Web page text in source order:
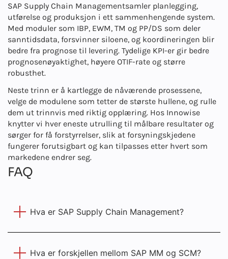
SAP Supply Chain Managementsamler planlegging,
utførelse og produksjon i ett sammenhengende system.
Med moduler som IBP, EWM, TM og PP/DS som deler
sanntidsdata, forsvinner siloene, og koordineringen blir
bedre fra prognose til levering. Tydelige KPI-er gir bedre
prognosenøyaktighet, høyere OTIF-rate og større
robusthet.
Neste trinn er å kartlegge de nåværende prosessene,
velge de modulene som tetter de største hullene, og rulle
dem ut trinnvis med riktig opplæring. Hos Innowise
knytter vi hver eneste utrulling til målbare resultater og
sørger for få forstyrrelser, slik at forsyningskjedene
fungerer forutsigbart og kan tilpasses etter hvert som
markedene endrer seg.
FAQ
Hva er SAP Supply Chain Management?
Hva er forskjellen mellom SAP MM og SCM?